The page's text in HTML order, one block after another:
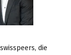
die